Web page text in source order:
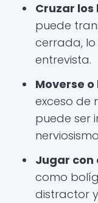
Cruzar los
puede
cerrada,
entrevista.
Moverse
exceso de
puede ser
Jugar con
como
distractor